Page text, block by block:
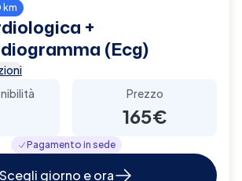
km
+
(Ecg)
Prezzo
165€
Pagamento in sede
Scegli giorno e ora